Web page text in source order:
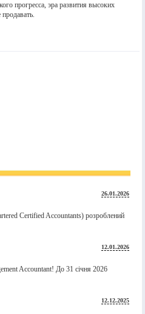
прогресса, эра развития высоких
26.01.2026
Certified Accountants) розроблений
12.01.2026
Accountant! До 31 січня 2026
12.12.2025